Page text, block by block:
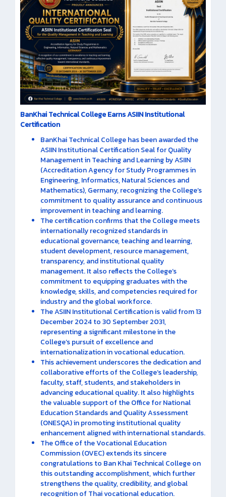
BanKhai Technical College Earns ASIIN Institutional
Certification
BanKhai Technical College has been awarded the
ASIIN Institutional Certification Seal for Quality
Management in Teaching and Learning by ASIIN
(Accreditation Agency for Study Programmes in
Engineering, Informatics, Natural Sciences and
Mathematics), Germany, recognizing the College’s
commitment to quality assurance and continuous
improvement in teaching and learning.
The certification confirms that the College meets
internationally recognized standards in
educational governance, teaching and learning,
student development, resource management,
transparency, and institutional quality
management. It also reflects the College’s
commitment to equipping graduates with the
knowledge, skills, and competencies required for
industry and the global workforce.
The ASIIN Institutional Certification is valid from 13
December 2024 to 30 September 2031,
representing a significant milestone in the
College’s pursuit of excellence and
internationalization in vocational education.
This achievement underscores the dedication and
collaborative efforts of the College’s leadership,
faculty, staff, students, and stakeholders in
advancing educational quality. It also highlights
the valuable support of the Office for National
Education Standards and Quality Assessment
(ONESQA) in promoting institutional quality
enhancement aligned with international standards.
The Office of the Vocational Education
Commission (OVEC) extends its sincere
congratulations to Ban Khai Technical College on
this outstanding accomplishment, which further
strengthens the quality, credibility, and global
recognition of Thai vocational education.